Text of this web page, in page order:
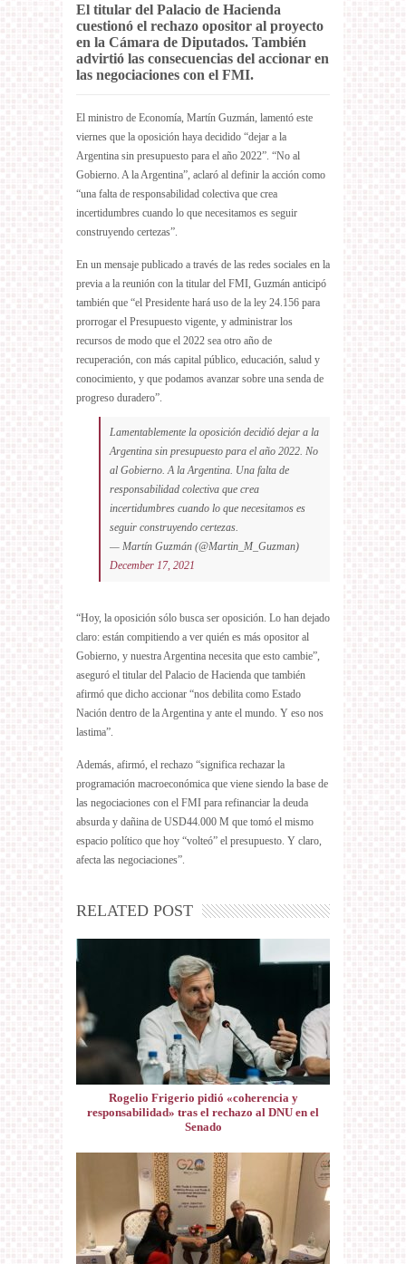
El titular del Palacio de Hacienda
cuestionó el rechazo opositor al proyecto
en la Cámara de Diputados. También
advirtió las consecuencias del accionar en
las negociaciones con el FMI.
El ministro de Economía, Martín Guzmán, lamentó este
viernes que la oposición haya decidido “dejar a la
Argentina sin presupuesto para el año 2022”. “No al
Gobierno. A la Argentina”, aclaró al definir la acción como
“una falta de responsabilidad colectiva que crea
incertidumbres cuando lo que necesitamos es seguir
construyendo certezas”.
En un mensaje publicado a través de las redes sociales en la
previa a la reunión con la titular del FMI, Guzmán anticipó
también que “el Presidente hará uso de la ley 24.156 para
prorrogar el Presupuesto vigente, y administrar los
recursos de modo que el 2022 sea otro año de
recuperación, con más capital público, educación, salud y
conocimiento, y que podamos avanzar sobre una senda de
progreso duradero”.
Lamentablemente la oposición decidió dejar a la
Argentina sin presupuesto para el año 2022. No
al Gobierno. A la Argentina. Una falta de
responsabilidad colectiva que crea
incertidumbres cuando lo que necesitamos es
seguir construyendo certezas.
— Martín Guzmán (@Martin_M_Guzman)
December 17, 2021
“Hoy, la oposición sólo busca ser oposición. Lo han dejado
claro: están compitiendo a ver quién es más opositor al
Gobierno, y nuestra Argentina necesita que esto cambie”,
aseguró el titular del Palacio de Hacienda que también
afirmó que dicho accionar “nos debilita como Estado
Nación dentro de la Argentina y ante el mundo. Y eso nos
lastima”.
Además, afirmó, el rechazo “significa rechazar la
programación macroeconómica que viene siendo la base de
las negociaciones con el FMI para refinanciar la deuda
absurda y dañina de USD44.000 M que tomó el mismo
espacio político que hoy “volteó” el presupuesto. Y claro,
afecta las negociaciones”.
RELATED POST
Rogelio Frigerio pidió «coherencia y
responsabilidad» tras el rechazo al DNU en el
Senado